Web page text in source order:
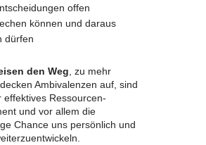
offen
können und daraus
dürfen
den Weg, zu mehr
Ambivalenzen auf, sind
effektives Ressourcen-
und vor allem die
Chance uns persönlich und